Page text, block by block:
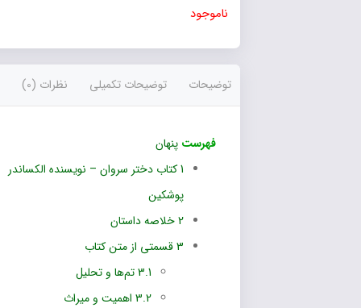
توضیحات توضیحات تکمیلی نظرات (0)
پنهان
کتاب دختر سروان – نویسنده الکساندر
خلاصه داستان
قسمتی از متن کتاب
تم‌ها و تحلیل
اهمیت و میراث